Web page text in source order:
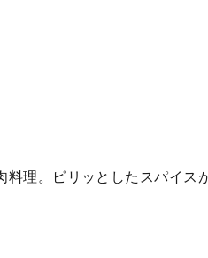
理。ピリッとしたスパイス